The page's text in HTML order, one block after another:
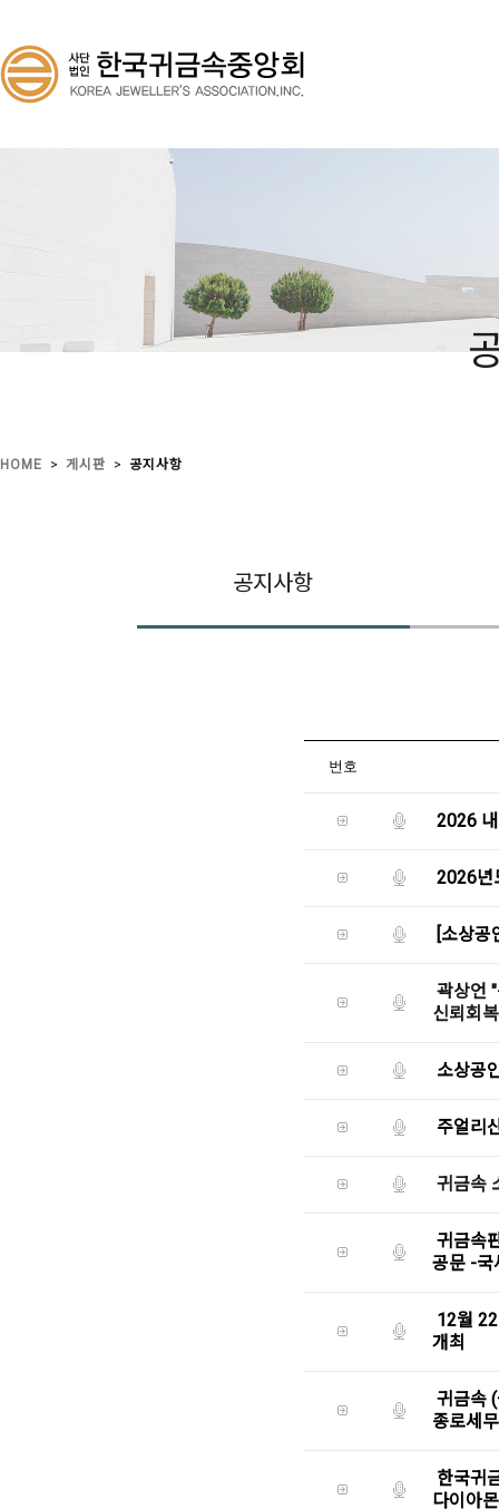
HOME > 게시판 > 공지사항
공지사항
번호
2026
2026년
[소상공
곽상언
신뢰회
소상공
주얼리
귀금속
귀금속
공문 -국
12월
개최
귀금속
종로세
한국귀
다이아